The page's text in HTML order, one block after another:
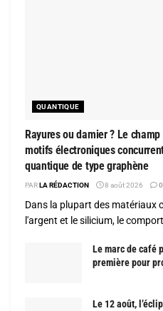
QUANTIQUE
Rayures ou damier ? Le
motifs électroniques
quantique de type graphène
PARLA RÉDACTION 8 août 2026 0
Dans la plupart des matériaux
l'argent et le silicium, le
Le marc de café
première pour
Le 12 août,